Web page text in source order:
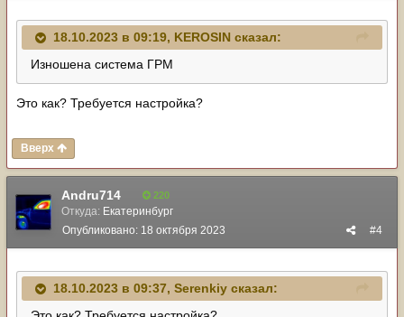
18.10.2023 в 09:19, KEROSIN сказал:
Изношена система ГРМ
Это как? Требуется настройка?
Вверх
Andru714 220
Откуда: Екатеринбург
#4
Опубликовано: 18 октября 2023
18.10.2023 в 09:37, Serenkiy сказал: